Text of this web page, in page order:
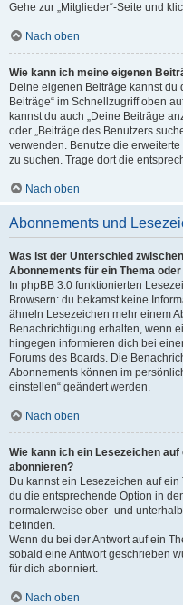
Gehe zur „Mitglieder“-Seite und
Nach oben
Wie kann ich meine eigenen
Deine eigenen Beiträge kannst du
Beiträge“ im Schnellzugriff oben
kannst du auch „Deine Beiträge
oder „Beiträge des Benutzers
verwenden. Benutze die
zu suchen. Trage dort die
Nach oben
Abonnements und
Was ist der Unterschied
Abonnements für ein Thema
In phpBB 3.0 funktionierten
Browsern: du bekamst keine
ähneln Lesezeichen mehr einem
Benachrichtigung erhalten, wenn
hingegen informieren dich bei
Forums des Boards. Die
Abonnements können im
einstellen“ geändert werden.
Nach oben
Wie kann ich ein Lesezeichen
abonnieren?
Du kannst ein Lesezeichen auf
du die entsprechende Option in
normalerweise ober- und
befinden.
Wenn du bei der Antwort auf ein
sobald eine Antwort geschrieben
für dich abonniert.
Nach oben